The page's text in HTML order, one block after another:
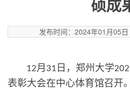
发布时间：2024年01月05日
12月 31 日，郑州大学
表彰大会在中心体育馆召开